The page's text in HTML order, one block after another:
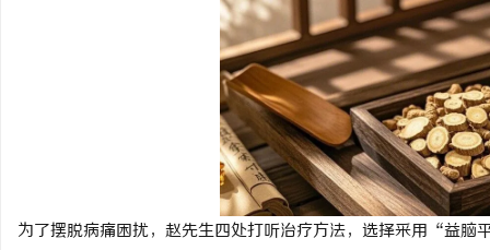
为了摆脱病痛困扰，赵先生四处打听治疗方法，选择采用“益